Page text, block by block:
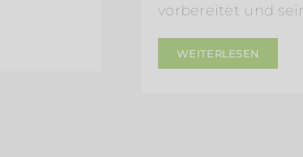
vorbereitet und
WEITERLESEN